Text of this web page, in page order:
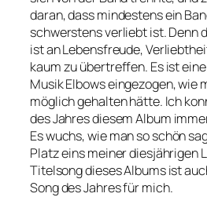
daran, dass mindestens ein
schwerstens verliebt ist. Denn
ist an Lebensfreude,
kaum zu übertreffen. Es ist
Musik Elbows eingezogen, wie
möglich gehalten hätte. Ich
des Jahres diesem Album
Es wuchs, wie man so schön
Platz eins meiner diesjährigen
Titelsong dieses Albums ist
Song des Jahres für mich.